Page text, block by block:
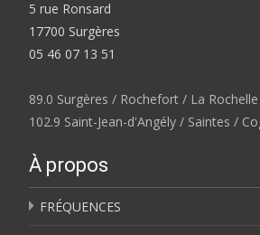
5 rue Ronsard
17700 Surgères
05 46 07 13 51
89.0 Surgères / Rochefort / La
102.9 Saint-Jean-d'Angély / Saintes /
À propos
FRÉQUENCES